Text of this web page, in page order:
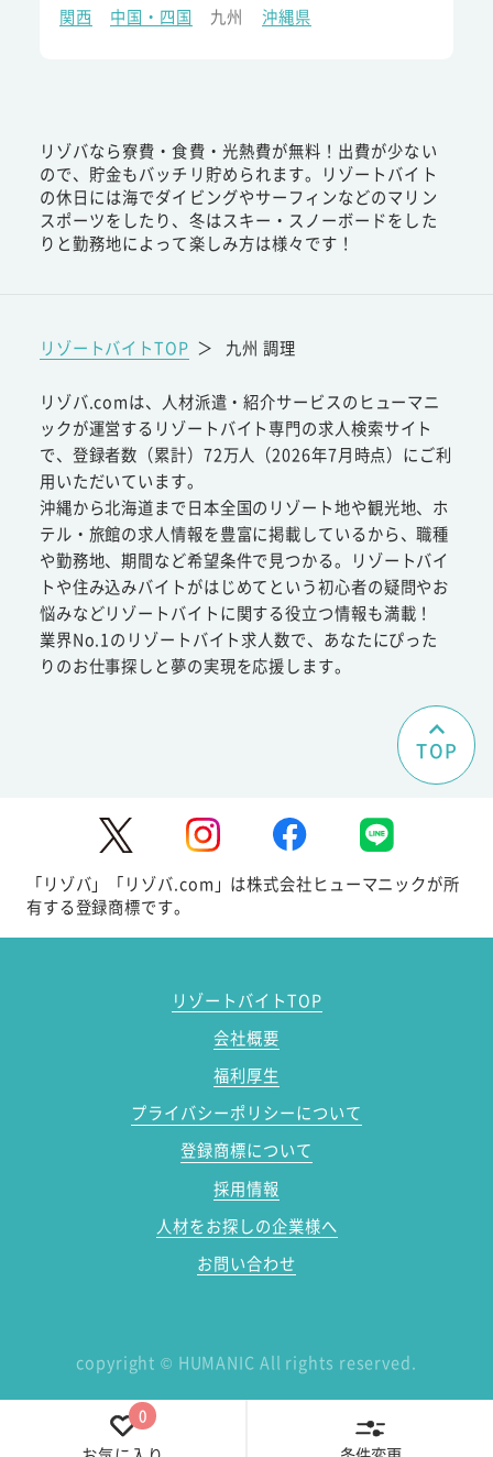
関西
中国・四国 九州 沖縄県
リゾバなら寮費・食費・光熱費が無料！出費が少ない
ので、貯金もバッチリ貯められます。リゾートバイト
の休日には海でダイビングやサーフィンなどのマリン
スポーツをしたり、冬はスキー・スノーボードをした
りと勤務地によって楽しみ方は様々です！
リゾートバイトTOP ＞ 九州 調理
リゾバ.comは、人材派遣・紹介サービスのヒューマニ
ックが運営するリゾートバイト専門の求人検索サイト
で、登録者数（累計）72万人（2026年7月時点）にご利
用いただいています。
沖縄から北海道まで日本全国のリゾート地や観光地、ホ
テル・旅館の求人情報を豊富に掲載しているから、職種
や勤務地、期間など希望条件で見つかる。リゾートバイ
トや住み込みバイトがはじめてという初心者の疑問やお
悩みなどリゾートバイトに関する役立つ情報も満載！
業界No.1のリゾートバイト求人数で、あなたにぴった
りのお仕事探しと夢の実現を応援します。
TOP
「リゾバ」「リゾバ.com」は株式会社ヒューマニックが所
有する登録商標です。
リゾートバイトTOP
会社概要
福利厚生
プライバシーポリシーについて
登録商標について
採用情報
人材をお探しの企業様へ
お問い合わせ
copyright © HUMANIC All rights reserved.
0